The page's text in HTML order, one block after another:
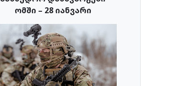
ომში – 28 იანვარი